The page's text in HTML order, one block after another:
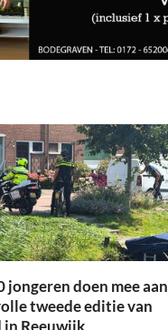
jongeren doen mee aan
tweede editie van
in Reeuwijk